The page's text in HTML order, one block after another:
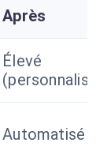
Après
Élevé
Automatisé